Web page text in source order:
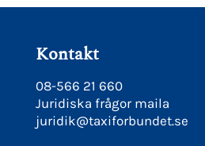
Kontakt
08-566 21 660
Juridiska frågor maila
juridik@taxiforbundet.se